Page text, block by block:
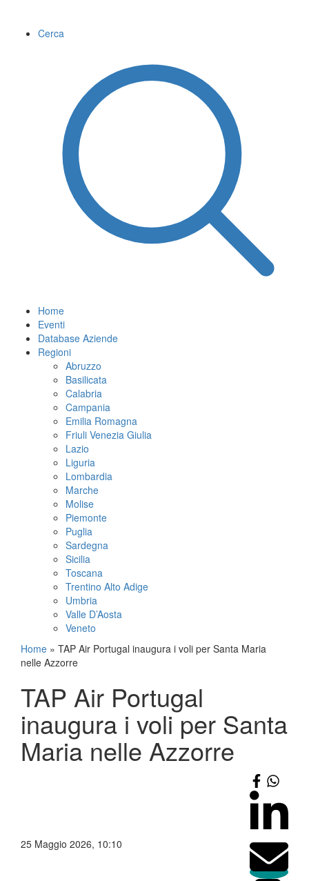
Cerca
Home
Eventi
Database Aziende
Regioni
Abruzzo
Basilicata
Calabria
Campania
Emilia Romagna
Friuli Venezia Giulia
Lazio
Liguria
Lombardia
Marche
Molise
Piemonte
Puglia
Sardegna
Sicilia
Toscana
Trentino Alto Adige
Umbria
Valle D’Aosta
Veneto
Home » TAP Air Portugal inaugura i voli per Santa Maria
nelle Azzorre
TAP Air Portugal
inaugura i voli per Santa
Maria nelle Azzorre
25 Maggio 2026, 10:10